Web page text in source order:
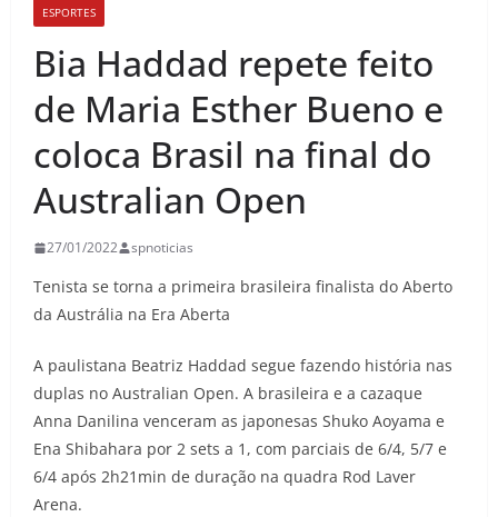
ESPORTES
Bia Haddad repete feito
de Maria Esther Bueno e
coloca Brasil na final do
Australian Open
27/01/2022 spnoticias
Tenista se torna a primeira brasileira finalista do Aberto
da Austrália na Era Aberta
A paulistana Beatriz Haddad segue fazendo história nas
duplas no Australian Open. A brasileira e a cazaque
Anna Danilina venceram as japonesas Shuko Aoyama e
Ena Shibahara por 2 sets a 1, com parciais de 6/4, 5/7 e
6/4 após 2h21min de duração na quadra Rod Laver
Arena.